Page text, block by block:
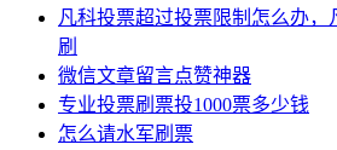
凡科投票超过投票限制怎么办
刷
微信文章留言点赞神器
专业投票刷票投1000票多少钱
怎么请水军刷票